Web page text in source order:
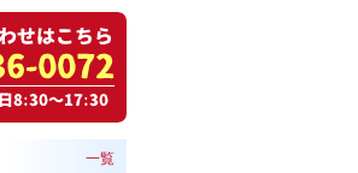
一覧